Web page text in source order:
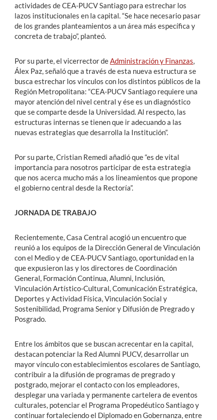
actividades de CEA-PUCV Santiago para estrechar los
lazos institucionales en la capital. “Se hace necesario pasar
de los grandes planteamientos a un área más específica y
concreta de trabajo”, planteó.
Por su parte, el vicerrector de Administración y Finanzas
Álex Paz, señaló que a través de esta nueva estructura se
busca estrechar los vínculos con los distintos públicos de la
Región Metropolitana: “CEA-PUCV Santiago requiere una
mayor atención del nivel central y ése es un diagnóstico
que se comparte desde la Universidad. Al respecto, las
estructuras internas se tienen que ir adecuando a las
nuevas estrategias que desarrolla la Institución”.
Por su parte, Cristian Remedi añadió que “es de vital
importancia para nosotros participar de esta estrategia
que nos acerca mucho más a los lineamientos que propone
el gobierno central desde la Rectoría”.
JORNADA DE TRABAJO
Recientemente, Casa Central acogió un encuentro que
reunió a los equipos de la Dirección General de Vinculación
con el Medio y de CEA-PUCV Santiago, oportunidad en la
que expusieron las y los directores de Coordinación
General, Formación Continua, Alumni, Inclusión,
Vinculación Artístico-Cultural, Comunicación Estratégica,
Deportes y Actividad Física, Vinculación Social y
Sostenibilidad, Programa Senior y Difusión de Pregrado y
Posgrado.
Entre los ámbitos que se buscan acrecentar en la capital,
destacan potenciar la Red Alumni PUCV, desarrollar un
mayor vínculo con establecimientos escolares de Santiago,
contribuir a la difusión de programas de pregrado y
postgrado, mejorar el contacto con los empleadores,
desplegar una variada y permanente cartelera de eventos
culturales, potenciar el Programa Propedéutico Santiago y
continuar fortaleciendo el Diplomado en Gobernanza, entre